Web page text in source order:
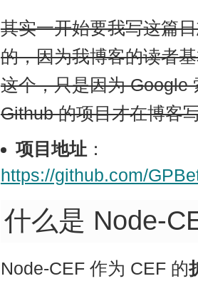
其实一开始要我写这篇
的，因为我博客的读者
这个，只是因为 Google
Github 的项目才在博客
项目地址：
https://github.com/
什么是 Node-
Node-CEF 作为 CEF 的